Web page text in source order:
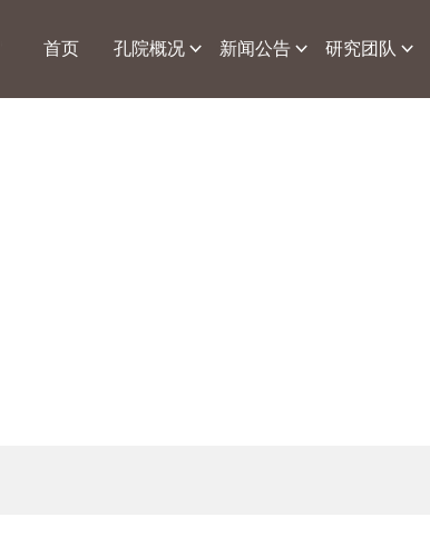
首页 孔院概况 新闻公告 研究团队